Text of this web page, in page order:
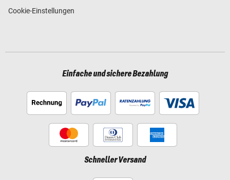
Cookie-Einstellungen
Einfache und sichere Bezahlung
Schneller Versand